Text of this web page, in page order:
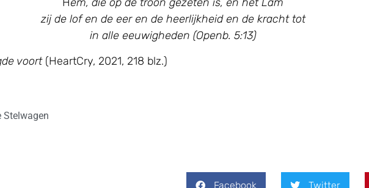
zij de lof en de eer en de heerlijkheid en de kracht tot
in alle eeuwigheden (Openb. 5:13)
voort(HeartCry, 2021, 218 blz.)
Stelwagen
Facebook Twitter